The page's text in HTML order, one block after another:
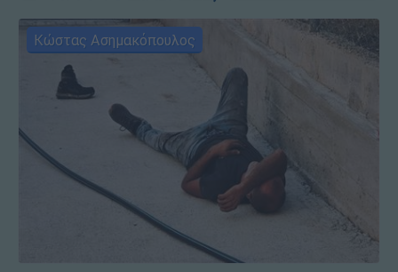
Κώστας Ασημακόπουλος